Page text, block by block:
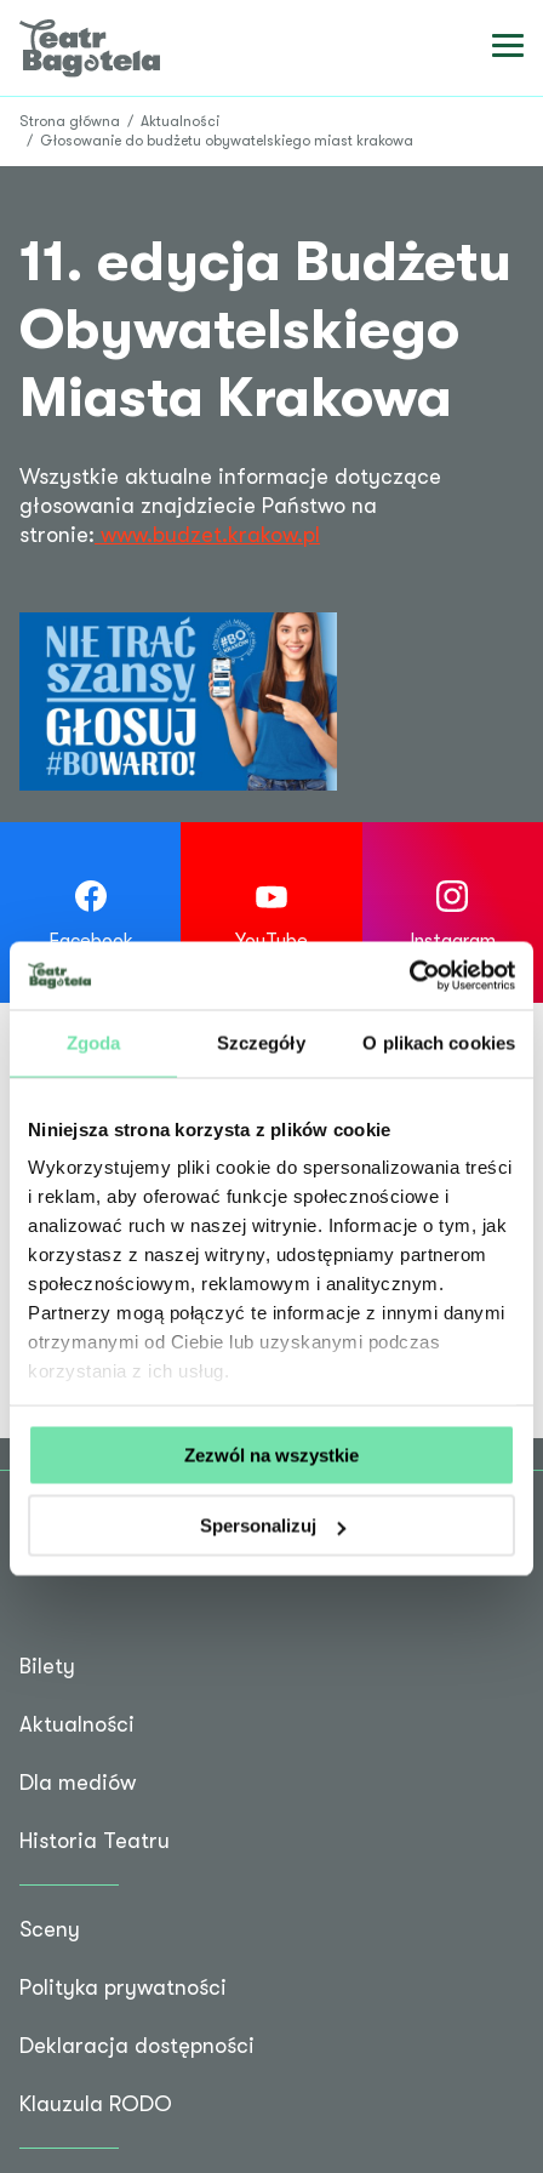
Zgoda Szczegóły O plikach cookies
Niniejsza strona korzysta z plików cookie
Wykorzystujemy pliki cookie do spersonalizowania treści
i reklam, aby oferować funkcje społecznościowe i
analizować ruch w naszej witrynie. Informacje o tym, jak
korzystasz z naszej witryny, udostępniamy partnerom
społecznościowym, reklamowym i analitycznym.
Partnerzy mogą połączyć te informacje z innymi danymi
otrzymanymi od Ciebie lub uzyskanymi podczas
korzystania z ich usług.
Zezwól na wszystkie
Spersonalizuj
Strona główna / Aktualności
/ Głosowanie do budżetu obywatelskiego miast krakowa
11. edycja Budżetu
Obywatelskiego
Miasta Krakowa
Wszystkie aktualne informacje dotyczące
głosowania znajdziecie Państwo na
stronie: www.budzet.krakow.pl
Facebook YouTube Instagram
Patron medialny
Partner Premier
Bilety
Aktualności
Dla mediów
Historia Teatru
Sceny
Polityka prywatności
Deklaracja dostępności
Klauzula RODO